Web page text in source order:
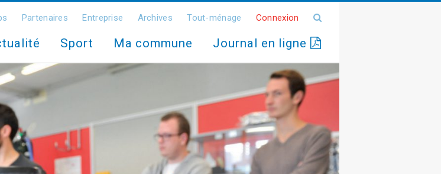
Partenaires Entreprise Archives Tout-ménage Connexion
Sport Ma commune Journal en ligne